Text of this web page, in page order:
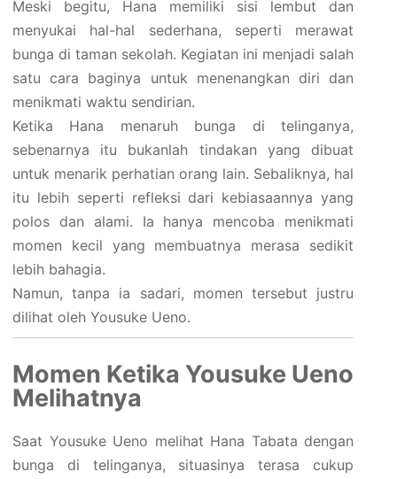
Meski begitu, Hana memiliki sisi lembut dan
menyukai hal-hal sederhana, seperti merawat
bunga di taman sekolah. Kegiatan ini menjadi salah
satu cara baginya untuk menenangkan diri dan
menikmati waktu sendirian.
Ketika Hana menaruh bunga di telinganya,
sebenarnya itu bukanlah tindakan yang dibuat
untuk menarik perhatian orang lain. Sebaliknya, hal
itu lebih seperti refleksi dari kebiasaannya yang
polos dan alami. Ia hanya mencoba menikmati
momen kecil yang membuatnya merasa sedikit
lebih bahagia.
Namun, tanpa ia sadari, momen tersebut justru
dilihat oleh Yousuke Ueno.
Momen Ketika Yousuke Ueno
Melihatnya
Saat Yousuke Ueno melihat Hana Tabata dengan
bunga di telinganya, situasinya terasa cukup